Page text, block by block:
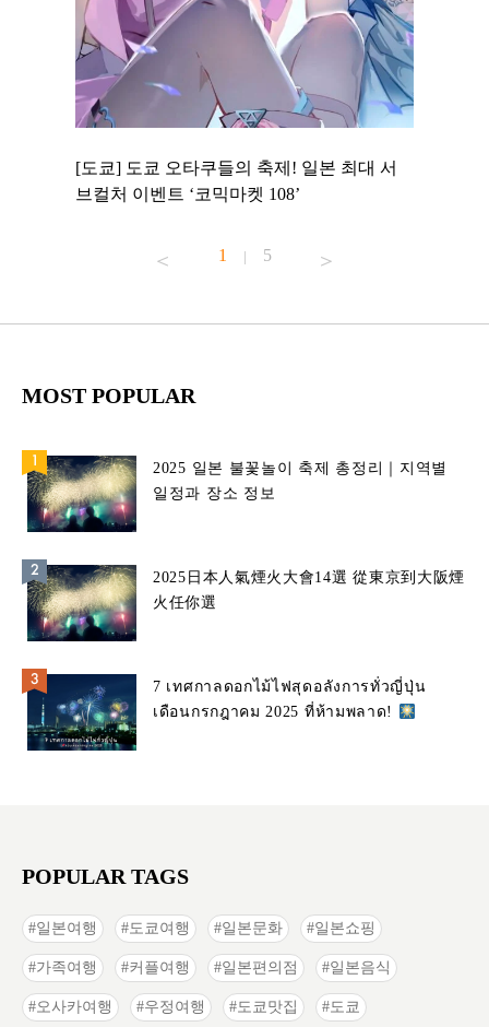
[도쿄] 도쿄 오타쿠들의 축제! 일본 최대 서
브컬처 이벤트 ‘코믹마켓 108’
1 | 5
MOST POPULAR
2025 일본 불꽃놀이 축제 총정리｜지역별
일정과 장소 정보
2025日本人氣煙火大會14選 從東京到大阪煙
火任你選
7 เทศกาลดอกไม้ไฟสุดอลังการทั่วญี่ปุ่น
เดือนกรกฎาคม 2025 ที่ห้ามพลาด!
POPULAR TAGS
일본여행 도쿄여행 일본문화 일본쇼핑
가족여행 커플여행 일본편의점 일본음식
오사카여행 우정여행 도쿄맛집 도쿄